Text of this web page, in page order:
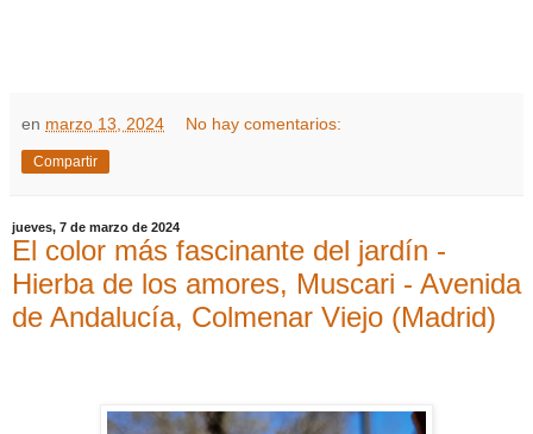
en marzo 13, 2024 No hay comentarios:
Compartir
jueves, 7 de marzo de 2024
El color más fascinante del jardín -
Hierba de los amores, Muscari - Avenida
de Andalucía, Colmenar Viejo (Madrid)